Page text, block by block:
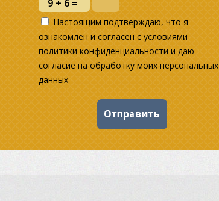
Настоящим подтверждаю, что я
ознакомлен и согласен с условиями
политики конфиденциальности и даю
согласие на обработку моих персональных
данных